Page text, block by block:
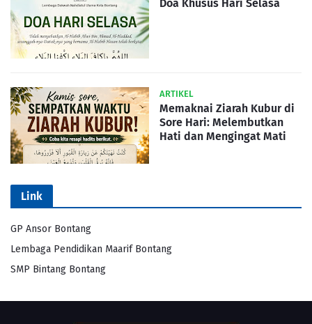
Doa Khusus Hari Selasa
ARTIKEL
Memaknai Ziarah Kubur di
Sore Hari: Melembutkan
Hati dan Mengingat Mati
Link
GP Ansor Bontang
Lembaga Pendidikan Maarif Bontang
SMP Bintang Bontang